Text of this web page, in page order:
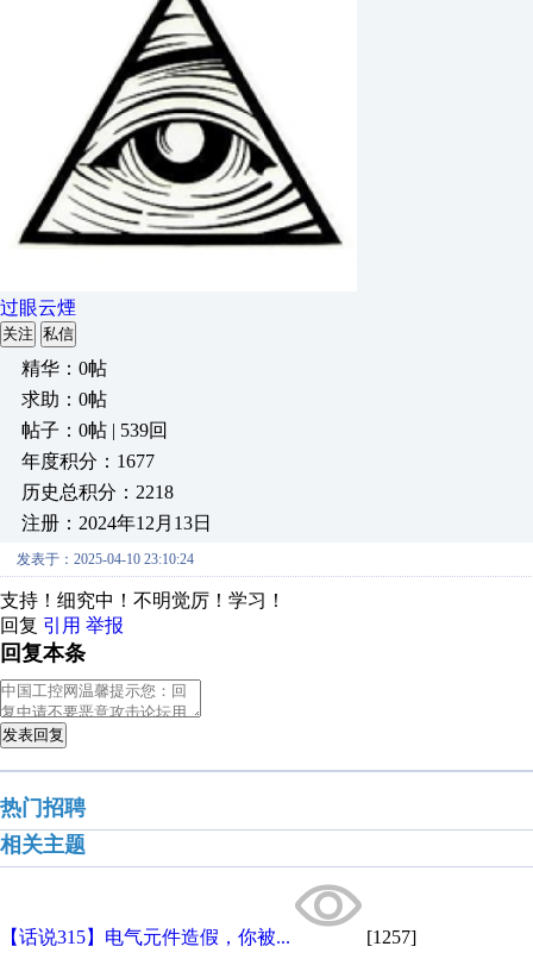
过眼云煙
关注 私信
精华：0帖
求助：0帖
帖子：0帖 | 539回
年度积分：1677
历史总积分：2218
注册：2024年12月13日
发表于：2025-04-10 23:10:24
支持！细究中！不明觉厉！学习！
回复 引用 举报
回复本条
发表回复
热门招聘
相关主题
【话说315】电气元件造假，你被... [1257]